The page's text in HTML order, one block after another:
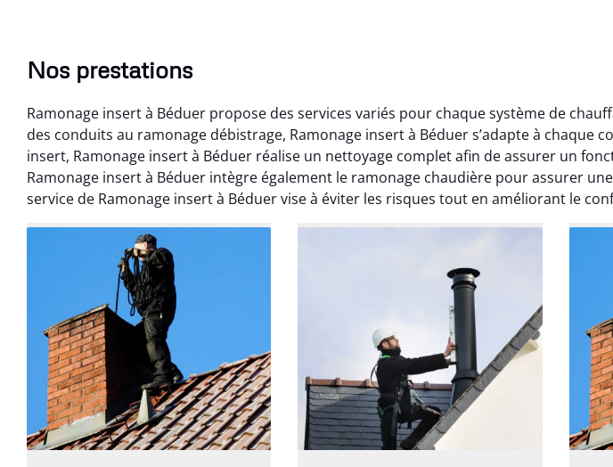
Nos prestations
Ramonage insert à Béduer propose des services variés pour chaque système de
des conduits au ramonage débistrage, Ramonage insert à Béduer s’adapte à chaque
insert, Ramonage insert à Béduer réalise un nettoyage complet afin de assurer un
Ramonage insert à Béduer intègre également le ramonage chaudière pour assurer
service de Ramonage insert à Béduer vise à éviter les risques tout en améliorant le
Benoît Lavigne
Ramonage débistrage réalisé dans
les règles. Travail efficace, propre et
sans mauvaise surprise. Je
recommande.